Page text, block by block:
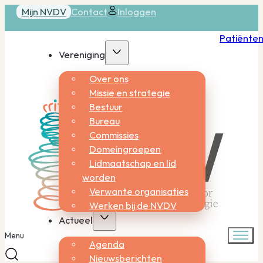
Mijn NVDV Contact Inloggen
Vereniging
Over ons
Missie en strategie
Bestuur
Bureau
Commissies
Domeingroepen
Lidmaatschap en lid
worden
Verwante organisaties
Werken bij de NVDV
Actueel
Agenda
Nieuwsberichten
Menu